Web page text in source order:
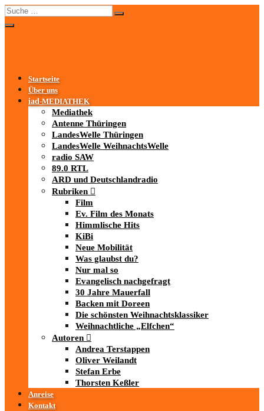
Startseite
Über uns
iad-MEDIATHEK
Mediathek
Antenne Thüringen
LandesWelle Thüringen
LandesWelle WeihnachtsWelle
radio SAW
89.0 RTL
ARD und Deutschlandradio
Rubriken
Film
Ev. Film des Monats
Himmlische Hits
KiBi
Neue Mobilität
Was glaubst du?
Nur mal so
Evangelisch nachgefragt
30 Jahre Mauerfall
Backen mit Doreen
Die schönsten Weihnachtsklassiker
Weihnachtliche „Elfchen“
Autoren
Andrea Terstappen
Oliver Weilandt
Stefan Erbe
Thorsten Keßler
Anreise
Kontakt